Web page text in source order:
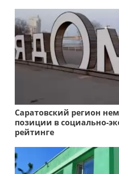
Саратовский регион
позиции в социально-
рейтинге